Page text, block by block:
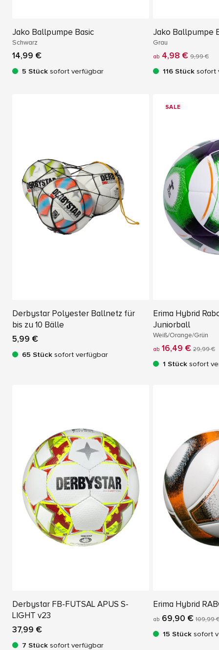
Jako Ballpumpe Basic
Schwarz
14,99 €
5 Stück sofort verfügbar
Jako Ballpumpe
Grau
ab 4,98 € 9,99 €
116 Stück sofort
Derbystar Polyester Ballnetz für
bis zu 10 Bälle
5,99 €
65 Stück sofort verfügbar
SALE
Erima Hybrid
Juniorball
Weiß/Orange/Grün
ab 16,49 € 29,99 €
1 Stück sofort
Derbystar FB-FUTSAL APUS S-
LIGHT v23
37,99 €
7 Stück sofort verfügbar
Erima Hybrid
ab 69,90 € 109,99
15 Stück sofort